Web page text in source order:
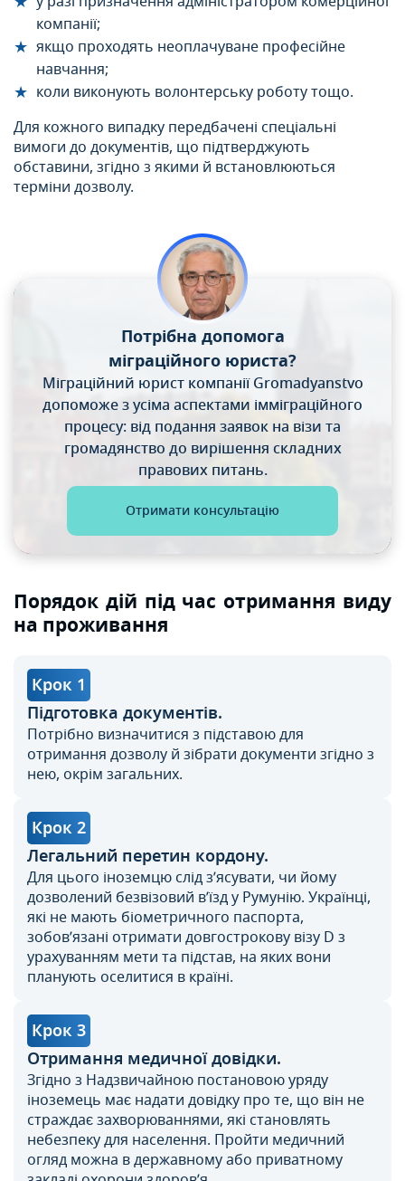
компанії;
якщо проходять неоплачуване професійне
навчання;
коли виконують волонтерську роботу тощо.
Для кожного випадку передбачені спеціальні
вимоги до документів, що підтверджують
обставини, згідно з якими й встановлюються
терміни дозволу.
Потрібна допомога
міграційного юриста?
Міграційний юрист компанії Gromadyanstvo
допоможез усіма аспектами імміграційного
процесу: від подання заявок на візи та
громадянство до вирішення складних
правових питань.
Отримати консультацію
Порядок дій під час отримання виду
на проживання
Крок 1
Підготовка документів.
Потрібно визначитися з підставою для
отримання дозволу й зібрати документи згідно з
нею, окрім загальних.
Крок 2
Легальний перетин кордону.
Для цього іноземцю слід з’ясувати, чи йому
дозволений безвізовий в’їзд у Румунію. Українці,
які не мають біометричного паспорта,
зобов’язані отримати довгострокову візу D з
урахуванням мети та підстав, на яких вони
планують оселитися в країні.
Крок 3
Отримання медичної довідки.
Згідно з Надзвичайною постановою уряду
іноземець має надати довідку про те, що він не
страждає захворюваннями, які становлять
небезпеку для населення. Пройти медичний
огляд можна в державному або приватному